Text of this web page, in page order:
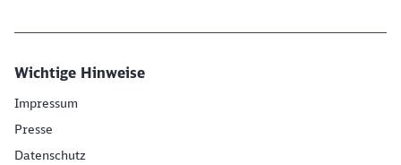
Wichtige Hinweise
Impressum
Presse
Datenschutz